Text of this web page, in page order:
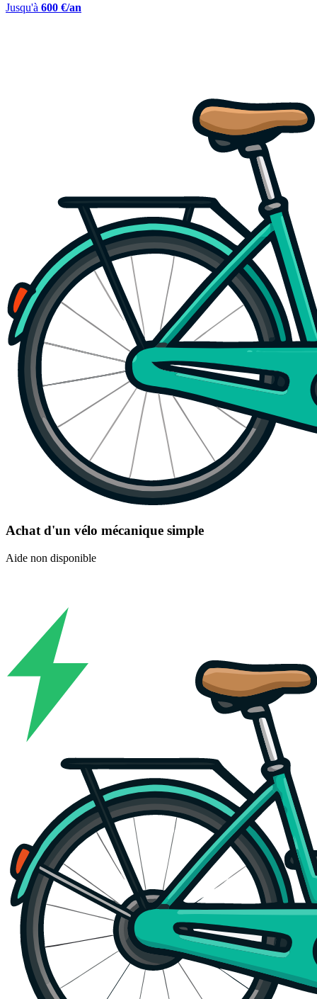
Jusqu'à 600 €/an
Achat d'un vélo mécanique simple
Aide non disponible